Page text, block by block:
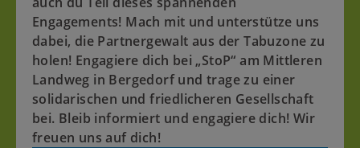
Engagements! Mach mit und unterstütze uns
dabei, die Partnergewalt aus der Tabuzone zu
holen! Engagiere dich bei „StoP“ am Mittleren
Landweg in Bergedorf und trage zu einer
solidarischen und friedlicheren Gesellschaft
bei. Bleib informiert und engagiere dich! Wir
freuen uns auf dich!